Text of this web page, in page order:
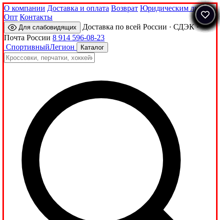
О компании Доставка и оплата Возврат Юридическим лицам
Опт Контакты
Для слабовидящих
Доставка по всей России · СДЭК ·
Почта России 8 914 596-08-23
СпортивныйЛегион Каталог